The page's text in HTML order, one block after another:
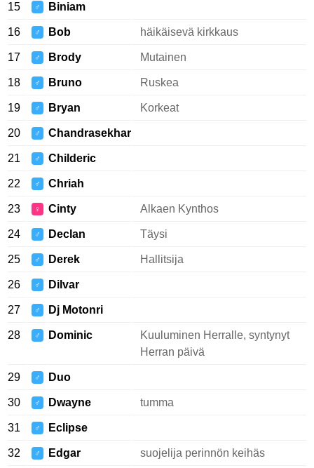
15 ♂ Biniam
16 ♂ Bob häikäisevä kirkkaus
17 ♂ Brody Mutainen
18 ♂ Bruno Ruskea
19 ♂ Bryan Korkeat
20 ♂ Chandrasekhar
21 ♂ Childeric
22 ♂ Chriah
23 ♀ Cinty Alkaen Kynthos
24 ♂ Declan Täysi
25 ♂ Derek Hallitsija
26 ♂ Dilvar
27 ♂ Dj Motonri
28 ♂ Dominic
Kuuluminen Herralle, syntynyt
Herran päivä
29 ♂ Duo
30 ♂ Dwayne tumma
31 ♂ Eclipse
32 ♂ Edgar suojelija perinnön keihäs